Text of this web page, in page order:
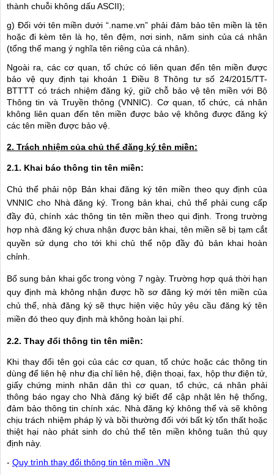
thành chuỗi không dấu ASCII);
g) Đối với tên miền dưới “.name.vn” phải đảm bảo tên miền là tên
hoặc đi kèm tên là họ, tên đệm, nơi sinh, năm sinh của cá nhân
(tổng thể mang ý nghĩa tên riêng của cá nhân).
Ngoài ra, các cơ quan, tổ chức có liên quan đến tên miền được
bảo vệ quy định tại khoản 1 Điều 8 Thông tư số 24/2015/TT-
BTTTT có trách nhiệm đăng ký, giữ chỗ bảo vệ tên miền với Bộ
Thông tin và Truyền thông (VNNIC). Cơ quan, tổ chức, cá nhân
không liên quan đến tên miền được bảo vệ không được đăng ký
các tên miền được bảo vệ.
2. Trách nhiệm của chủ thể đăng ký tên miền:
2.1. Khai báo thông tin tên miền:
Chủ thể phải nộp Bản khai đăng ký tên miền theo quy định của
VNNIC cho Nhà đăng ký. Trong bản khai, chủ thể phải cung cấp
đầy đủ, chính xác thông tin tên miền theo qui định. Trong trường
hợp nhà đăng ký chưa nhận được bản khai, tên miền sẽ bị tạm cắt
quyền sử dụng cho tới khi chủ thể nộp đầy đủ bản khai hoàn
chỉnh.
Bổ sung bản khai gốc trong vòng 7 ngày. Trường hợp quá thời hạn
quy định mà không nhận được hồ sơ đăng ký mới tên miền của
chủ thể, nhà đăng ký sẽ thực hiện việc hủy yêu cầu đăng ký tên
miền đó theo quy định mà không hoàn lại phí.
2.2. Thay đổi thông tin tên miền:
Khi thay đổi tên gọi của các cơ quan, tổ chức hoặc các thông tin
dùng để liên hệ như địa chỉ liên hệ, điện thoại, fax, hộp thư điện tử,
giấy chứng minh nhân dân thì cơ quan, tổ chức, cá nhân phải
thông báo ngay cho Nhà đăng kýbiết để cập nhật lên hệ thống,
đảm bảo thông tin chính xác. Nhà đăng ký không thể và sẽ không
chịu trách nhiệm pháp lý và bồi thường đối với bất kỳ tổn thất hoặc
thiệt hại nào phát sinh do chủ thể tên miền không tuân thủ quy
định này.
- Quy trình thay đổi thông tin tên miền .VN